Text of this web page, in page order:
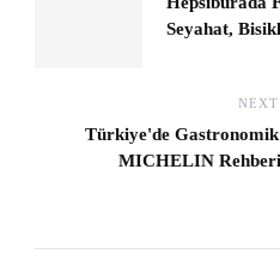
Seyahat,
NEXT
Türkiye'de Gastronomik
MICHELIN